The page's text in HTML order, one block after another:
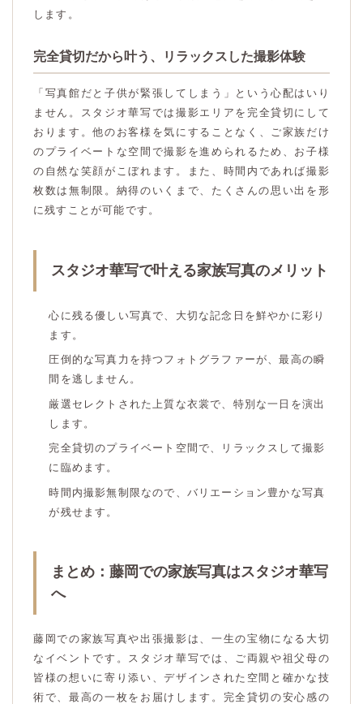
します。
完全貸切だから叶う、リラックスした撮影体験
「写真館だと子供が緊張してしまう」という心配はいり
ません。スタジオ華写では撮影エリアを完全貸切にして
おります。他のお客様を気にすることなく、ご家族だけ
のプライベートな空間で撮影を進められるため、お子様
の自然な笑顔がこぼれます。また、時間内であれば撮影
枚数は無制限。納得のいくまで、たくさんの思い出を形
に残すことが可能です。
スタジオ華写で叶える家族写真のメリット
心に残る優しい写真で、大切な記念日を鮮やかに彩り
ます。
圧倒的な写真力を持つフォトグラファーが、最高の瞬
間を逃しません。
厳選セレクトされた上質な衣裳で、特別な一日を演出
します。
完全貸切のプライベート空間で、リラックスして撮影
に臨めます。
時間内撮影無制限なので、バリエーション豊かな写真
が残せます。
まとめ：藤岡での家族写真はスタジオ華写
へ
藤岡での家族写真や出張撮影は、一生の宝物になる大切
なイベントです。スタジオ華写では、ご両親や祖父母の
皆様の想いに寄り添い、デザインされた空間と確かな技
術で、最高の一枚をお届けします。完全貸切の安心感の